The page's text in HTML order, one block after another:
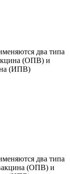
два типа
(ОПВ) и
(ИПВ)
два типа
(ОПВ) и